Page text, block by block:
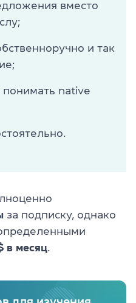
вместо
и так
понимать native
за подписку, однако
в месяц.